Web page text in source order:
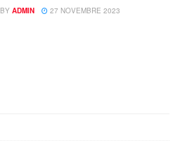
BY ADMIN 27 NOVEMBRE 2023